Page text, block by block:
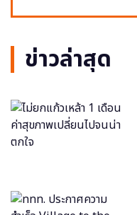
ข่าวล่าสุด